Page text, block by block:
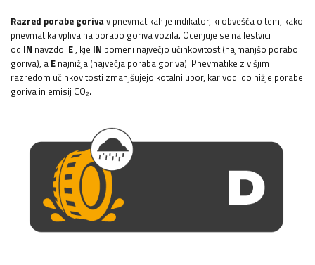
Razred porabe gorivav pnevmatikah je indikator, ki obvešča o tem, kako
pnevmatika vpliva na porabo goriva vozila. Ocenjuje se na lestvici
od IN navzdol E , kje IN pomeni največjo učinkovitost (najmanjšo porabo
goriva), a E najnižja (največja poraba goriva). Pnevmatike z višjim
razredom učinkovitosti zmanjšujejo kotalni upor, kar vodi do nižje porabe
goriva in emisij CO₂.